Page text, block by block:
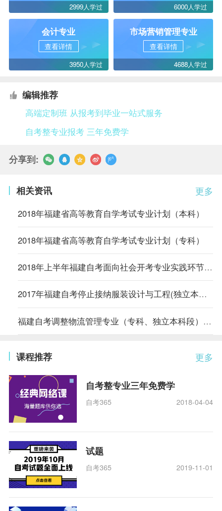
2999人学过 6000人学过
会计专业
查看详情
3950人学过
市场营销管理专业
查看详情
4688人学过
编辑推荐
高端定制班 从报考到毕业一站式服务
自考整专业报考 三年免费学
分享到:
更多
相关资讯
2018年福建省高等教育自学考试专业计划（本科）
2018年福建省高等教育自学考试专业计划（专科）
2018年上半年福建自考面向社会开考专业实践环节考核时间安排表的通知
2017年福建自考停止接纳服装设计与工程(独立本科段)等专业新生报考
福建自考调整物流管理专业（专科、独立本科段）考试计划的通知
更多
课程推荐
自考整专业三年免费学
自考365 2018-04-04
试题
自考365 2019-11-01